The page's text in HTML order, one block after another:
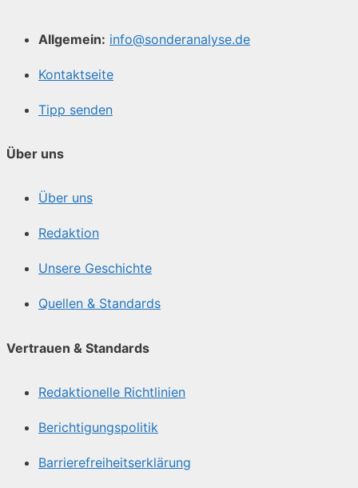
Allgemein: info@sonderanalyse.de
Kontaktseite
Tipp senden
Über uns
Über uns
Redaktion
Unsere Geschichte
Quellen & Standards
Vertrauen & Standards
Redaktionelle Richtlinien
Berichtigungspolitik
Barrierefreiheitserklärung